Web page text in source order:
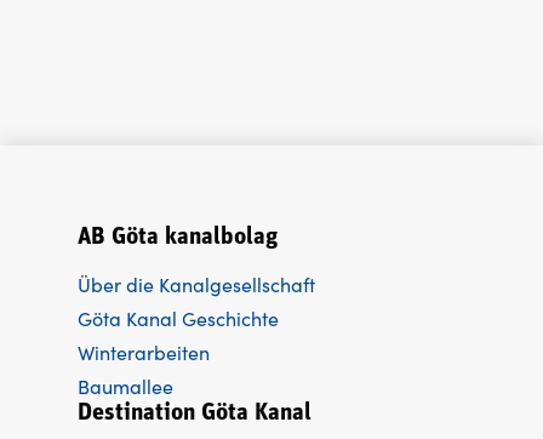
AB Göta kanalbolag
Über die Kanalgesellschaft
Göta Kanal Geschichte
Winterarbeiten
Baumallee
Destination Göta Kanal